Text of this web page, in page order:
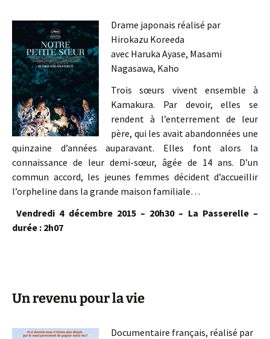
Drame japonais réalisé par
Hirokazu Koreeda
avec Haruka Ayase, Masami
Nagasawa, Kaho
Trois sœurs vivent ensemble à
Kamakura. Par devoir, elles se
rendent à l’enterrement de leur
père, qui les avait abandonnées une
quinzaine d’années auparavant. Elles font alors la
connaissance de leur demi-sœur, âgée de 14 ans. D’un
commun accord, les jeunes femmes décident d’accueillir
l’orpheline dans la grande maison familiale…
Vendredi 4 décembre 2015 – 20h30 – La Passerelle –
durée : 2h07
Un revenu pour la vie
Documentaire français, réalisé par